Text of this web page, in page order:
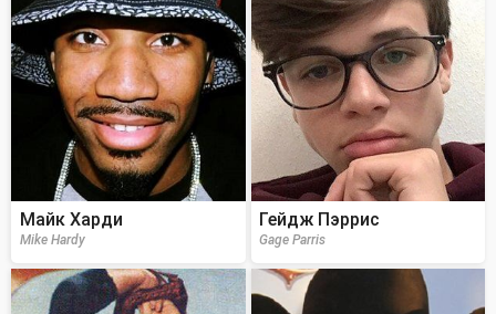
Майк Харди
Mike Hardy
Гейдж Пэррис
Gage Parris